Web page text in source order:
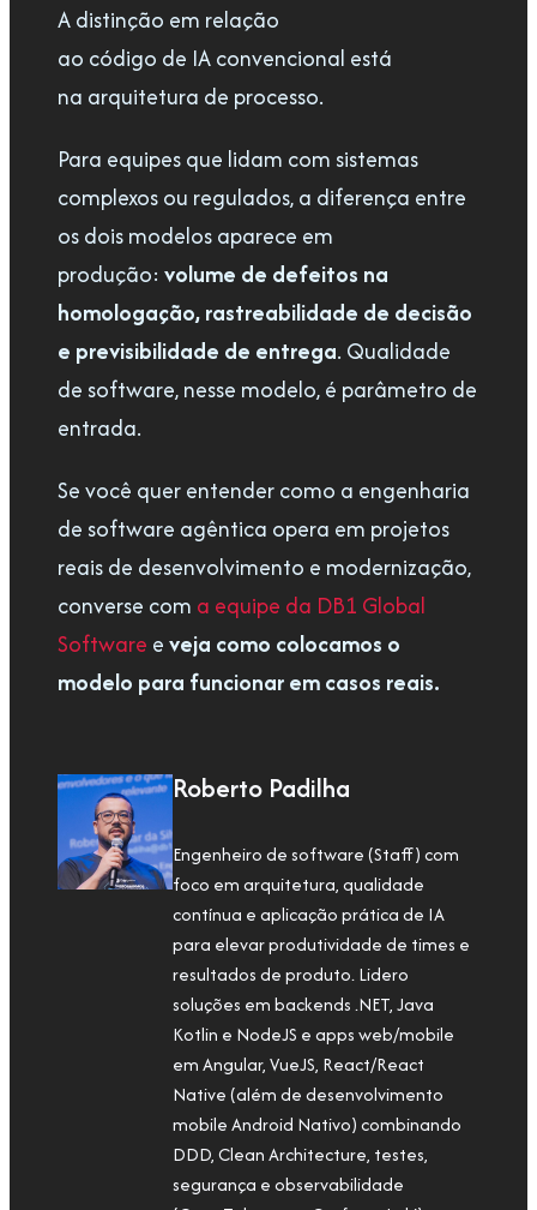
A distinção em relação
ao código de IA convencional está
na arquitetura de processo.
Para equipes que lidam com sistemas
complexos ou regulados, a diferença entre
os dois modelos aparece em
produção: volume de defeitos na
homologação, rastreabilidade de decisão
e previsibilidade de entrega. Qualidade
de software, nesse modelo, é parâmetro de
entrada.
Se você quer entender como a engenharia
de software agêntica opera em projetos
reais de desenvolvimento e modernização,
converse com a equipe da DB1 Global
Software eveja como colocamos o
modelo para funcionar em casos reais.
Roberto Padilha
Engenheiro de software (Staff) com
foco em arquitetura, qualidade
contínua e aplicação prática de IA
para elevar produtividade de times e
resultados de produto. Lidero
soluções em backends .NET, Java
Kotlin e NodeJS e apps web/mobile
em Angular, VueJS, React/React
Native (além de desenvolvimento
mobile Android Nativo) combinando
DDD, Clean Architecture, testes,
segurança e observabilidade